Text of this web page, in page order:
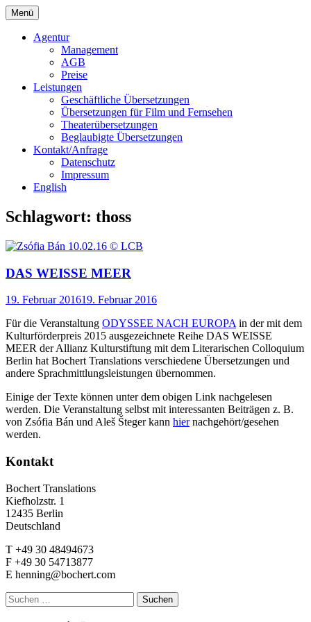
Springe
zum
InhaltBochert Translations
Menü
Agentur
Management
AGB
Preise
Leistungen
Geschäftliche Übersetzungen
Übersetzungen für Film und Fernsehen
Theaterübersetzungen
Beglaubigte Übersetzungen
Kontakt/Anfrage
Datenschutz
Impressum
English
Schlagwort: thoss
DAS WEISSE MEER
19. Februar 201619. Februar 2016
Für die Veranstaltung ODYSSEE NACH EUROPA in der mit dem
Kulturförderpreis 2015 ausgezeichnete Reihe DAS WEISSE
MEER der Allianz Kulturstiftung mit dem Literarischen Colloquium
Berlin hat Bochert Translations verschiedene Übersetzungen und
andere Sprachmittlungsleistungen übernommen.
Einige der Texte können unter dem obigen Link nachgelesen
werden. Die Veranstaltung selbst mit interessanten Beiträgen z. B.
von Zsófia Bán und Aleš Šteger kann hiernachgehört/gesehen
werden.
Kontakt
Bochert Translations
Kiefholzstr. 1
12435 Berlin
Deutschland
T +49 30 48494673
F +49 30 54713877
E henning@bochert.com
Suchen
nach: